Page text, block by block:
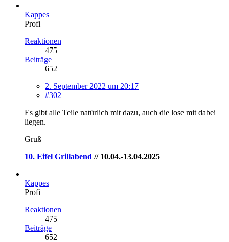
Kappes
Profi
Reaktionen
475
Beiträge
652
2. September 2022 um 20:17
#302
Es gibt alle Teile natürlich mit dazu, auch die lose mit dabei
liegen.
Gruß
10. Eifel Grillabend // 10.04.-13.04.2025
Kappes
Profi
Reaktionen
475
Beiträge
652